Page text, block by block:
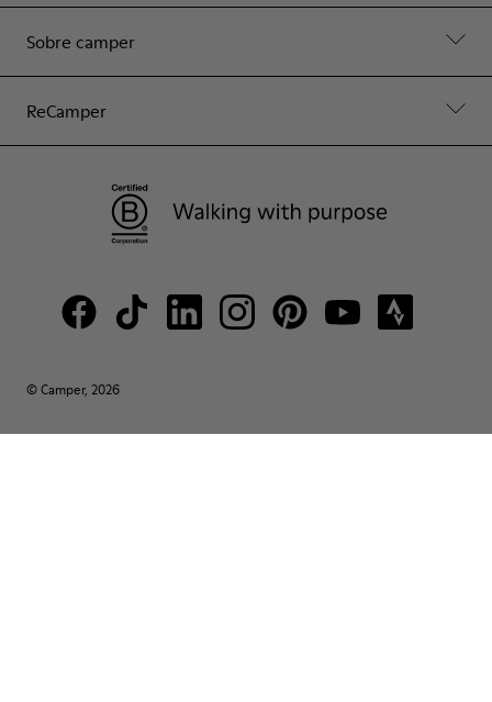
Sobre camper
ReCamper
© Camper, 2026